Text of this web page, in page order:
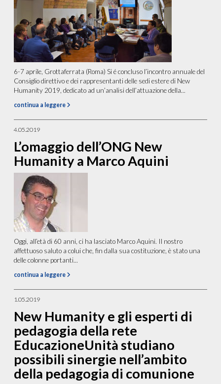
6-7 aprile, Grottaferrata (Roma) Si é concluso l’incontro annuale del
Consiglio direttivo e dei rappresentanti delle sedi estere di New
Humanity 2019, dedicato ad un’analisi dell’attuazione della...
continua a leggere
4.05.2019
L’omaggio dell’ONG New
Humanity a Marco Aquini
Oggi, all’età di 60 anni, ci ha lasciato Marco Aquini. Il nostro
affettuoso saluto a colui che, fin dalla sua costituzione, è stato una
delle colonne portanti...
continua a leggere
1.05.2019
New Humanity e gli esperti di
pedagogia della rete
EducazioneUnità studiano
possibili sinergie nell’ambito
della pedagogia di comunione